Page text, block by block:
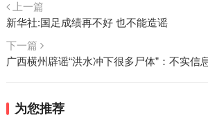
上一篇
新华社:国足成绩再不好 也不能造谣
下一篇
广西横州辟谣“洪水冲下很多尸体”：不实信
为您推荐